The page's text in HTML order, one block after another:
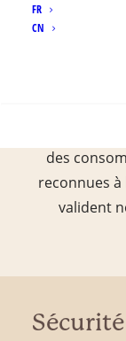
FR
CN
des
reconnues
valident